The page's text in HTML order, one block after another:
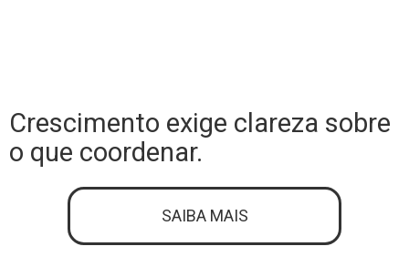
Crescimento exige clareza sobre
o que coordenar.
SAIBA MAIS